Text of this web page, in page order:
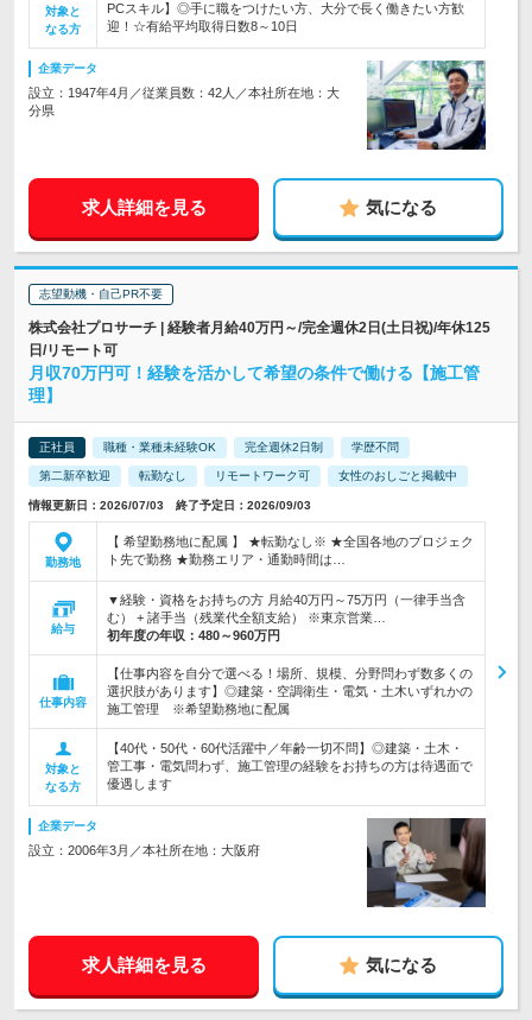
対象と
なる方
PCスキル】◎手に職をつけたい方、大分で長く働きたい方歓
迎！☆有給平均取得日数8～10日
企業データ
設立：1947年4月／従業員数：42人／本社所在地：大
分県
求人詳細を見る 気になる
志望動機・自己PR不要
株式会社プロサーチ | 経験者月給40万円～/完全週休2日(土日祝)/年休125
日/リモート可
月収70万円可！経験を活かして希望の条件で働ける【施工管
理】
正社員 職種・業種未経験OK 完全週休2日制 学歴不問
第二新卒歓迎 転勤なし リモートワーク可 女性のおしごと掲載中
情報更新日：2026/07/03 終了予定日：2026/09/03
勤務地
【 希望勤務地に配属 】 ★転勤なし※ ★全国各地のプロジェク
ト先で勤務 ★勤務エリア・通勤時間は…
給与
▼経験・資格をお持ちの方 月給40万円～75万円（一律手当含
む） + 諸手当（残業代全額支給） ※東京営業…
初年度の年収： 480～960万円
仕事内容
【仕事内容を自分で選べる！場所、規模、分野問わず数多くの
選択肢があります】◎建築・空調衛生・電気・土木いずれかの
施工管理 ※希望勤務地に配属
対象と
なる方
【40代・50代・60代活躍中／年齢一切不問】◎建築・土木・
管工事・電気問わず、施工管理の経験をお持ちの方は待遇面で
優遇します
企業データ
設立：2006年3月／本社所在地：大阪府
求人詳細を見る 気になる